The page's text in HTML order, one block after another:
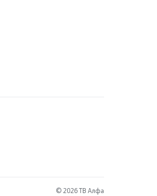
© 2026 ТВ Алфа